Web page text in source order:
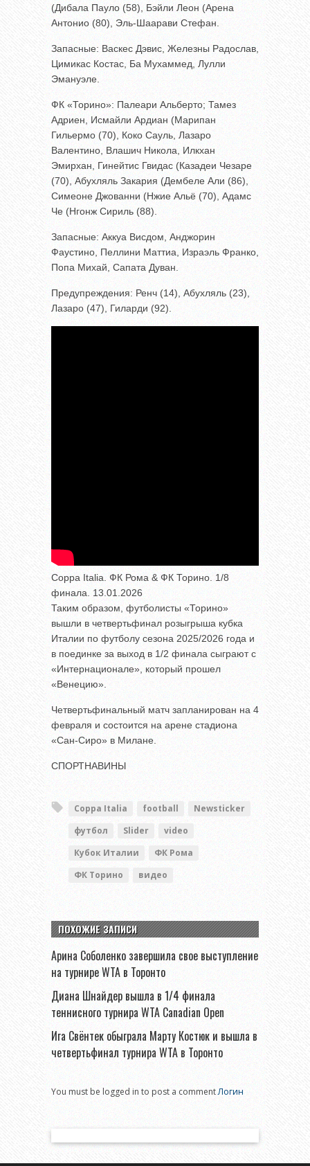
(Дибала Пауло (58), Бэйли Леон (Арена
Антонио (80), Эль-Шаарави Стефан.
Запасные: Васкес Дэвис, Железны Радослав,
Цимикас Костас, Ба Мухаммед, Лулли
Эмануэле.
ФК «Торино»: Палеари Альберто; Тамез
Адриен, Исмайли Ардиан (Марипан
Гильермо (70), Коко Сауль, Лазаро
Валентино, Влашич Никола, Илкхан
Эмирхан, Гинейтис Гвидас (Казадеи Чезаре
(70), Абухляль Закария (Дембеле Али (86),
Симеоне Джованни (Нжие Альё (70), Адамс
Че (Нгонж Сириль (88).
Запасные: Аккуа Висдом, Анджорин
Фаустино, Пеллини Маттиа, Израэль Франко,
Попа Михай, Сапата Дуван.
Предупреждения: Ренч (14), Абухляль (23),
Лазаро (47), Гиларди (92).
Coppa Italia. ФК Рома & ФК Торино. 1/8
финала. 13.01.2026
Таким образом, футболисты «Торино»
вышли в четвертьфинал розыгрыша кубка
Италии по футболу сезона 2025/2026 года и
в поединке за выход в 1/2 финала сыграют с
«Интернационале», который прошел
«Венецию».
Четвертьфинальный матч запланирован на 4
февраля и состоится на арене стадиона
«Сан-Сиро» в Милане.
СПОРТНАВИНЫ
Coppa Italia football
Newsticker
футбол
Slider
video
Кубок Италии
ФК Рома
ФК Торино
видео
ПОХОЖИЕ ЗАПИСИ
Арина Соболенко завершила свое выступление
на турнире WTA в Торонто
Диана Шнайдер вышла в 1/4 финала
теннисного турнира WTA Canadian Open
Ига Свёнтек обыграла Марту Костюк и вышла в
четвертьфинал турнира WTA в Торонто
You must be logged in to post a commentЛогин